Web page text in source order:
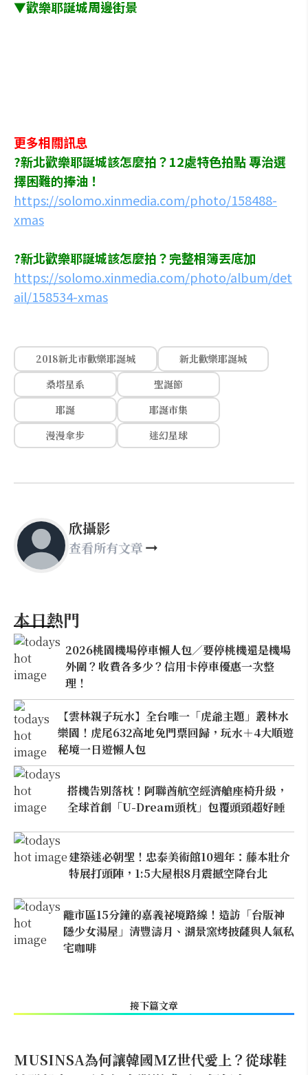
▼歡樂耶誕城周邊街景
更多相關訊息
?新北歡樂耶誕城該怎麼拍？12處特色拍點 專治選
擇困難的捧油！
https://solomo.xinmedia.com/photo/158488-
xmas
?新北歡樂耶誕城該怎麼拍？完整相簿丟底加
https://solomo.xinmedia.com/photo/album/det
ail/158534-xmas
2018新北市歡樂耶誕城
新北歡樂耶誕城
桑塔星系
聖誕節
耶誕
耶誕市集
漫漫傘步
迷幻星球
欣攝影
查看所有文章
本日熱門
2026桃園機場停車懶人包／要停桃機還是機場
外圍？收費各多少？信用卡停車優惠一次整
理！
【雲林親子玩水】全台唯一「虎爺主題」叢林水
樂園！虎尾632高地免門票回歸，玩水＋4大順遊
秘境一日遊懶人包
搭機告別落枕！阿聯酋航空經濟艙座椅升級，
全球首創「U-Dream頭枕」包覆頭頸超好睡
建築迷必朝聖！忠泰美術館10週年：藤本壯介
特展打頭陣，1:5大屋根8月震撼空降台北
離市區15分鐘的嘉義祕境路線！造訪「台版神
隱少女湯屋」清豐濤月、湖景窯烤披薩與人氣私
宅咖啡
接下篇文章
MUSINSA為何讓韓國MZ世代愛上？從球鞋